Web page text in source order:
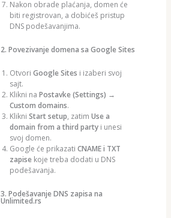
Nakon obrade plaćanja, domen će
biti registrovan, a dobićeš pristup
DNS podešavanjima.
2. Povezivanje domena sa Google Sites
OtvoriGoogle Sites i izaberi svoj
sajt.
Klikni naPostavke (Settings) →
Custom domains.
KlikniStart setup, zatimUse a
domain from a third party i unesi
svoj domen.
Google će prikazatiCNAME i TXT
zapise koje treba dodati u DNS
podešavanja.
3. Podešavanje DNS zapisa na
Unlimited.rs